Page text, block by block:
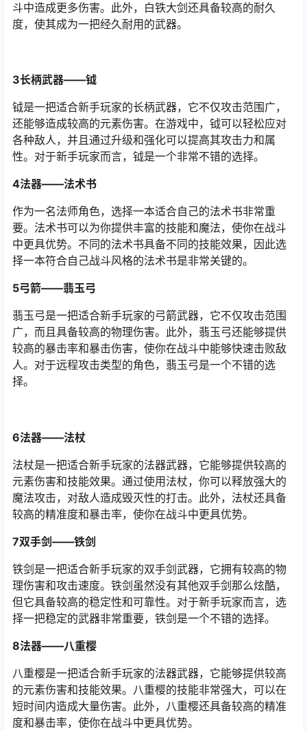
斗中造成更多伤害。此外，白铁大剑还具备较高的耐久
度，使其成为一把经久耐用的武器。
3长柄武器——钺
钺是一把适合新手玩家的长柄武器，它不仅攻击范围广，
还能够造成较高的元素伤害。在游戏中，钺可以轻松应对
各种敌人，并且通过升级和强化可以提高其攻击力和属
性。对于新手玩家而言，钺是一个非常不错的选择。
4法器——法术书
作为一名法师角色，选择一本适合自己的法术书非常重
要。法术书可以为你提供丰富的技能和魔法，使你在战斗
中更具优势。不同的法术书具备不同的技能效果，因此选
择一本符合自己战斗风格的法术书是非常关键的。
5弓箭——翡玉弓
翡玉弓是一把适合新手玩家的弓箭武器，它不仅攻击范围
广，而且具备较高的物理伤害。此外，翡玉弓还能够提供
较高的暴击率和暴击伤害，使你在战斗中能够快速击败敌
人。对于远程攻击类型的角色，翡玉弓是一个不错的选
择。
6法器——法杖
法杖是一把适合新手玩家的法器武器，它能够提供较高的
元素伤害和技能效果。通过使用法杖，你可以释放强大的
魔法攻击，对敌人造成毁灭性的打击。此外，法杖还具备
较高的精准度和暴击率，使你在战斗中更具优势。
7双手剑——铁剑
铁剑是一把适合新手玩家的双手剑武器，它拥有较高的物
理伤害和攻击速度。铁剑虽然没有其他双手剑那么炫酷，
但它具备较高的稳定性和可靠性。对于新手玩家而言，选
择一把稳定的武器非常重要，铁剑是一个不错的选择。
8法器——八重樱
八重樱是一把适合新手玩家的法器武器，它能够提供较高
的元素伤害和技能效果。八重樱的技能非常强大，可以在
短时间内造成大量伤害。此外，八重樱还具备较高的精准
度和暴击率，使你在战斗中更具优势。